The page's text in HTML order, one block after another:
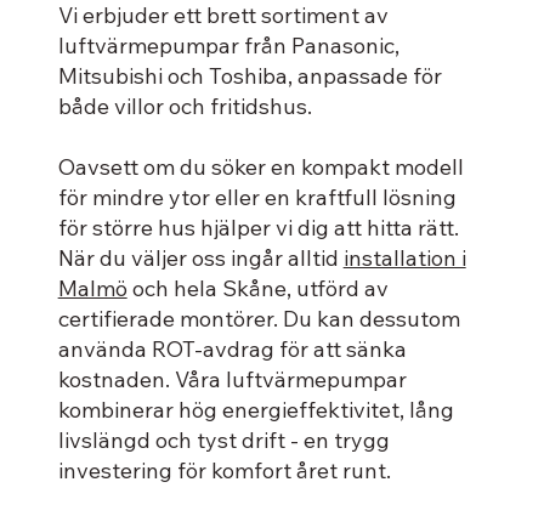
Vi erbjuder ett brett sortiment av
luftvärmepumpar från Panasonic,
Mitsubishi och Toshiba, anpassade för
både villor och fritidshus.
Oavsett om du söker en kompakt modell
för mindre ytor eller en kraftfull lösning
för större hus hjälper vi dig att hitta rätt.
När du väljer oss ingår alltid installation i
Malmö och hela Skåne, utförd av
certifierade montörer. Du kan dessutom
använda ROT-avdrag för att sänka
kostnaden. Våra luftvärmepumpar
kombinerar hög energieffektivitet, lång
livslängd och tyst drift - en trygg
investering för komfort året runt.